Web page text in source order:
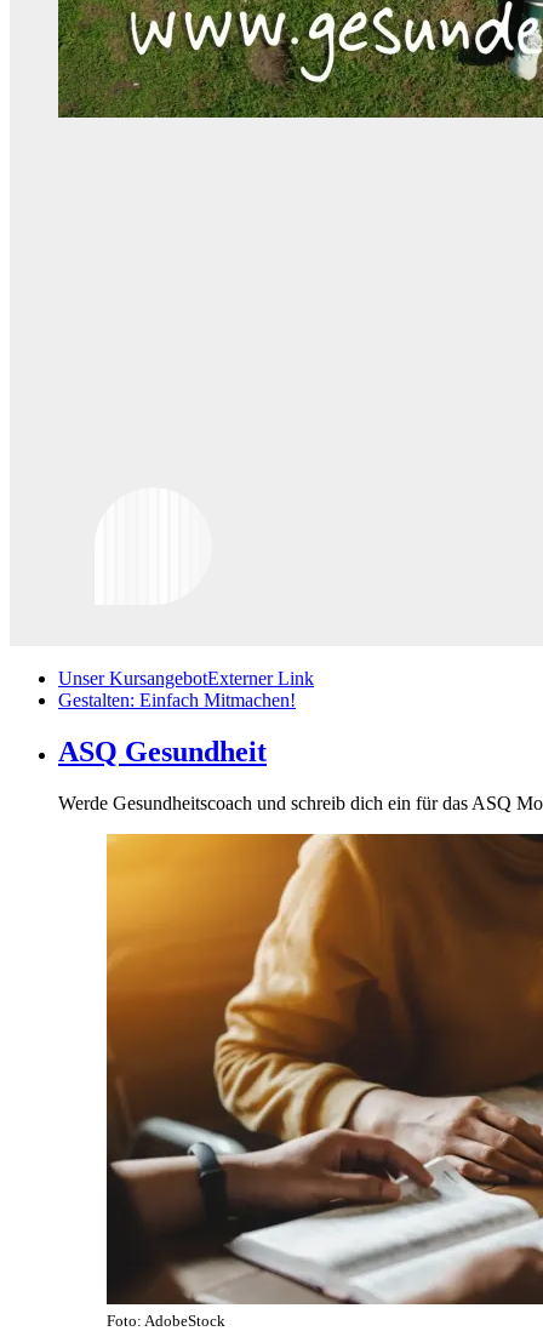
Unser KursangebotExterner Link
Gestalten: Einfach Mitmachen!
ASQ Gesundheit
Werde Gesundheitscoach und schreib dich ein für das ASQ
Foto: AdobeStock